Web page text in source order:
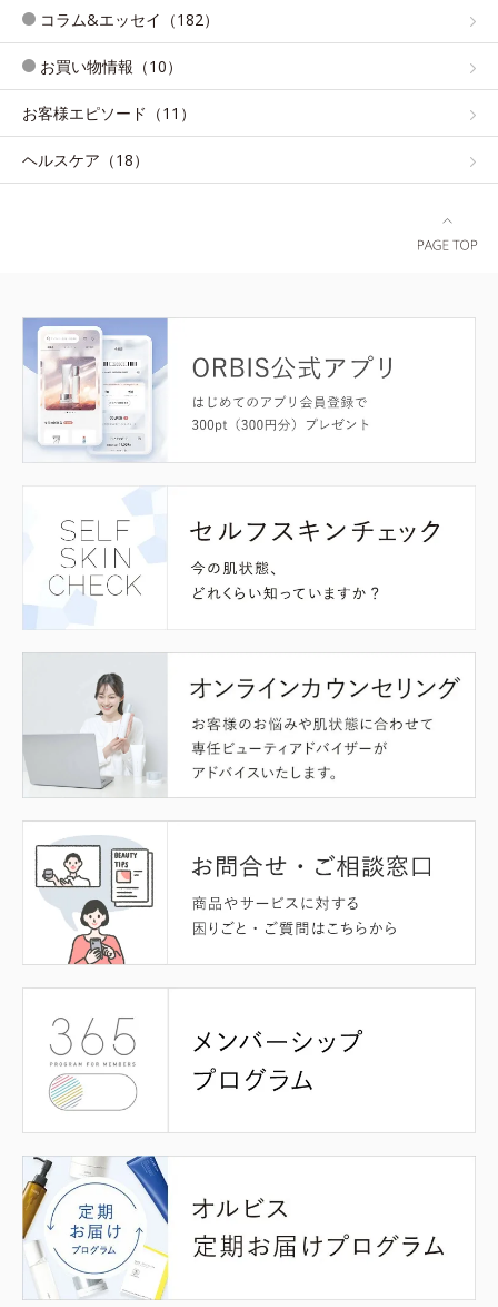
コラム&エッセイ（182）
お買い物情報（10）
お客様エピソード（11）
ヘルスケア（18）